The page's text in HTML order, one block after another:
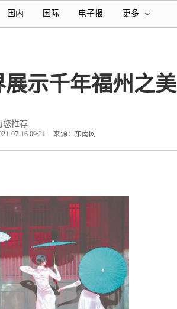
国内 国际 电子报 更多
展示千年福州之美
您推荐
07-16 09:31 来源：东南网